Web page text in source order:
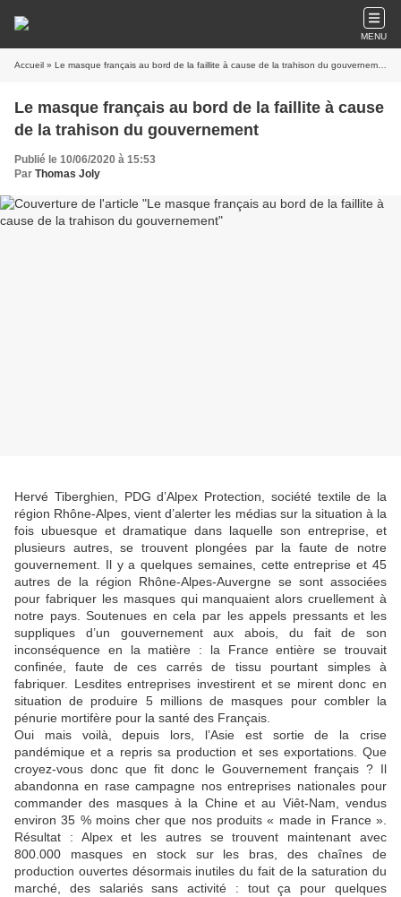
MENU
Accueil » Le masque français au bord de la faillite à cause de la trahison du gouvernement
Le masque français au bord de la faillite à cause
de la trahison du gouvernement
Publié le 10/06/2020 à 15:53
Par Thomas Joly
Hervé Tiberghien, PDG d’Alpex Protection, société textile de la
région Rhône-Alpes, vient d’alerter les médias sur la situation à la
fois ubuesque et dramatique dans laquelle son entreprise, et
plusieurs autres, se trouvent plongées par la faute de notre
gouvernement. Il y a quelques semaines, cette entreprise et 45
autres de la région Rhône-Alpes-Auvergne se sont associées
pour fabriquer les masques qui manquaient alors cruellement à
notre pays. Soutenues en cela par les appels pressants et les
suppliques d’un gouvernement aux abois, du fait de son
inconséquence en la matière : la France entière se trouvait
confinée, faute de ces carrés de tissu pourtant simples à
fabriquer. Lesdites entreprises investirent et se mirent donc en
situation de produire 5 millions de masques pour combler la
pénurie mortifère pour la santé des Français.
Oui mais voilà, depuis lors, l’Asie est sortie de la crise
pandémique et a repris sa production et ses exportations. Que
croyez-vous donc que fit donc le Gouvernement français ? Il
abandonna en rase campagne nos entreprises nationales pour
commander des masques à la Chine et au Viêt-Nam, vendus
environ 35 % moins cher que nos produits « made in France ».
Résultat : Alpex et les autres se trouvent maintenant avec
800.000 masques en stock sur les bras, des chaînes de
production ouvertes désormais inutiles du fait de la saturation du
marché, des salariés sans activité : tout ça pour quelques